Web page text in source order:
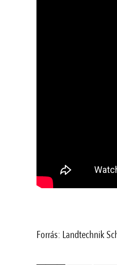
Forrás: Landtechnik